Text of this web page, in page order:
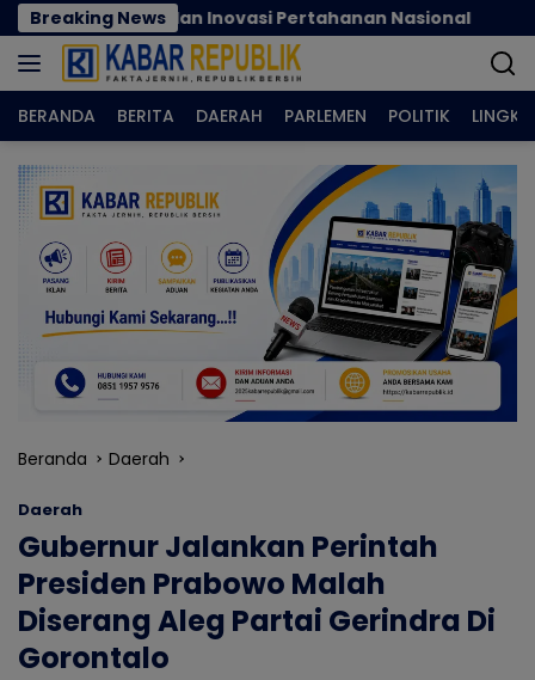
Langsung
ke
konten
Breaking News
dan Inovasi Pertahanan Nasional Nilai
BERANDA BERITA DAERAH PARLEMEN POLITIK
Beranda Daerah
Daerah
Gubernur Jalankan Perintah
Presiden Prabowo Malah
Diserang Aleg Partai Gerindra Di
Gorontalo